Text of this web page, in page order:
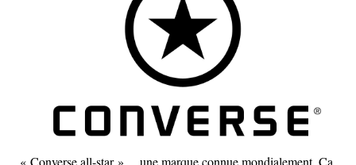
« Converse all-star »… une marque connue mondialement. Ça